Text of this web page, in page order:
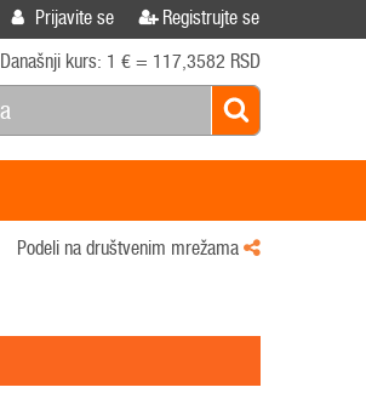
Prijavite se Registrujte se
Današnji kurs: 1 € = 117,3582 RSD
Podeli na društvenim mrežama